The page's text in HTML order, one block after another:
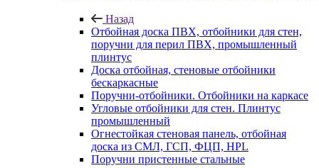
Назад
Отбойная доска ПВХ, отбойники для стен,
поручни для перил ПВХ, промышленный
плинтус
Доска отбойная, стеновые отбойники
бескаркасные
Поручни-отбойники. Отбойники на каркасе
Угловые отбойники для стен. Плинтус
промышленный
Огнестойкая стеновая панель, отбойная
доска из СМЛ, ГСП, ФЦП, HPL
Поручни пристенные стальные